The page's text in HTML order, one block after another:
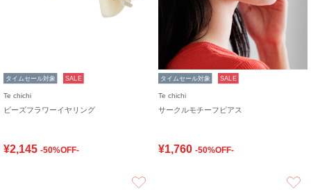
タイムセール対象 SALE
Te chichi
ビーズフラワーイヤリング
¥2,145 -50%OFF-
タイムセール対象 SALE
Te chichi
サークルモチーフピアス
¥1,760 -50%OFF-